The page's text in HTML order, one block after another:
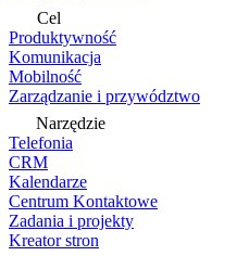
Cel
Produktywność
Komunikacja
Mobilność
Zarządzanie i przywództwo
Narzędzie
Telefonia
CRM
Kalendarze
Centrum Kontaktowe
Zadania i projekty
Kreator stron